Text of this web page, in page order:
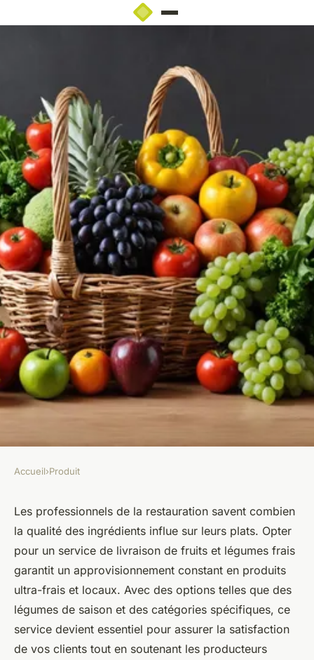
Livraison de fruits et légumes
frais pour les professionnels
Enzo•18 janvier 2025•4 min de lecture
Accueil›Produit
Les professionnels de la restauration savent combien
la qualité des ingrédients influe sur leurs plats. Opter
pour un service de livraison de fruits et légumes frais
garantit un approvisionnement constant en produits
ultra-frais et locaux. Avec des options telles que des
légumes de saison et des catégories spécifiques, ce
service devient essentiel pour assurer la satisfaction
de vos clients tout en soutenant les producteurs